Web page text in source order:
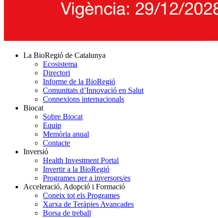
La BioRegió de Catalunya
Ecosistema
Directori
Informe de la BioRegió
Comunitats d’Innovació en Salut
Connexions internacionals
Biocat
Sobre Biocat
Equip
Memòria anual
Contacte
Inversió
Health Investment Portal
Invertir a la BioRegió
Programes per a inversors/es
Acceleració, Adopció i Formació
Coneix tot els Programes
Xarxa de Teràpies Avançades
Borsa de treball